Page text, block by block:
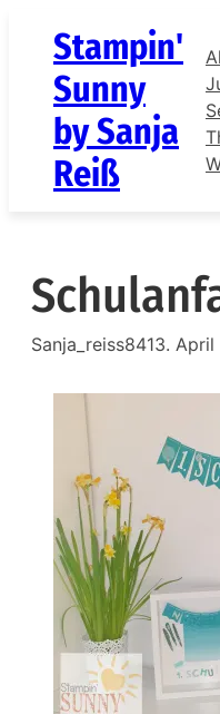
springen
Stampin'
Sunny
by Sanja
Reiß
Sanja_reiss8413. April